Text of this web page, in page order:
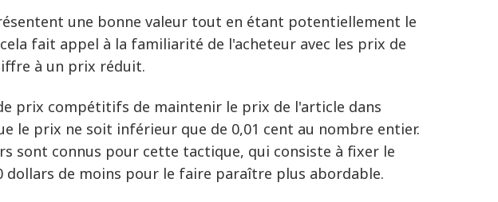
une bonne valeur tout en étant potentiellement le
fait appel à la familiarité de l'acheteur avec les prix de
à un prix réduit.
prix compétitifs de maintenir le prix de l'article dans
le prix ne soit inférieur que de 0,01 cent au nombre entier.
sont connus pour cette tactique, qui consiste à fixer le
dollars de moins pour le faire paraître plus abordable.